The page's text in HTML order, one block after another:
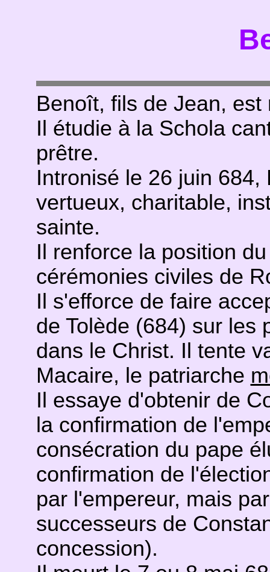
Benoît, fils de Jean, est
Il étudie à la Schola
prêtre.
Intronisé le 26 juin
vertueux, charitable,
sainte.
Il renforce la position
cérémonies civiles de
Il s'efforce de faire
de Tolède (684) sur les
dans le Christ. Il tente
Macaire, le patriarche
Il essaye d'obtenir de
la confirmation de
consécration du pape
confirmation de
par l'empereur, mais
successeurs de
concession).